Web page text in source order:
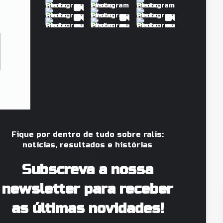
Fique por dentro de tudo sobre ralis:
notícias, resultados e histórias
Subscreva a nossa
newsletter para receber
as últimas novidades!